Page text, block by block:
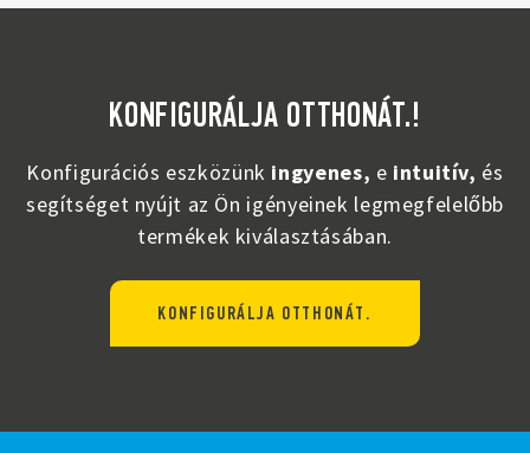
KONFIGURÁLJA OTTHONÁT.!
Konfigurációs eszközünk ingyenes, e intuitív, és
segítséget nyújt az Ön igényeinek legmegfelelőbb
termékek kiválasztásában.
KONFIGURÁLJA OTTHONÁT.